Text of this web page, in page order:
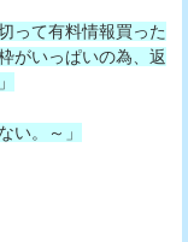
って有料情報買った
がいっぱいの為、返
い。～」